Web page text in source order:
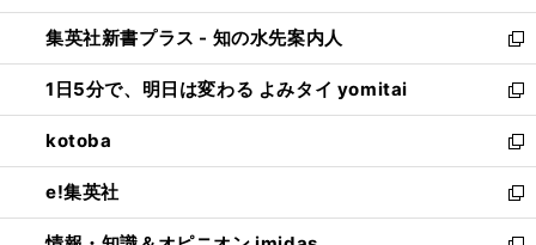
開
く
ン
ド
ウ
で
開
く
ウ
ィ
ン
ド
ウ
で
開
く
し
い
ウ
ィ
ン
ド
ウ
で
開
集英社新書プラス - 知の水先案内人
新
し
い
ウ
ィ
ン
ド
ウ
1日5分で、明日は変わる よみタイ yomitai
新
し
い
ウ
ィ
ン
kotoba
新
し
い
ウ
e!集英社
新
し